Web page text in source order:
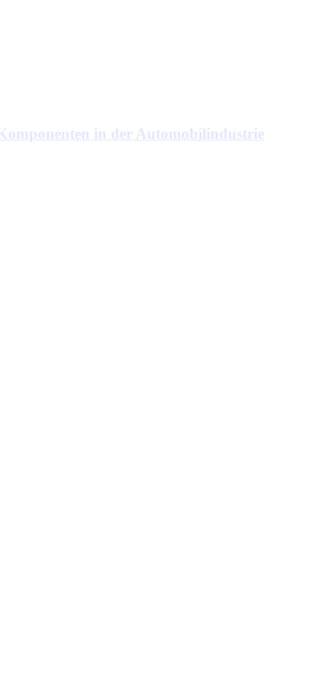
in der Automobilindustrie